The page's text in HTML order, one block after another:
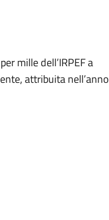
mille dell’IRPEF a
attribuita nell’anno